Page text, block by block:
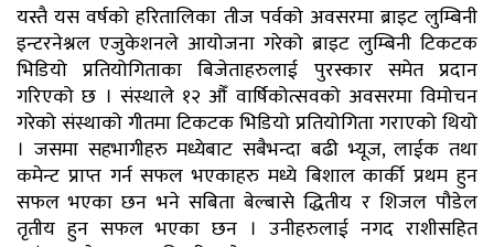
यस्तै यस वर्षको हरितालिका तीज पर्वको अवसरमा ब्राइट लुम्बिनी
इन्टरनेश्नल एजुकेशनले आयोजना गरेको ब्राइट लुम्बिनी टिकटक
भिडियो प्रतियोगिताका बिजेताहरुलाई पुरस्कार समेत प्रदान
गरिएको छ । संस्थाले १२ औँ वार्षिकोत्सवको अवसरमा विमोचन
गरेको संस्थाको गीतमा टिकटक भिडियो प्रतियोगिता गराएको थियो
। जसमा सहभागीहरु मध्येबाट सबैभन्दा बढी भ्यूज, लाईक तथा
कमेन्ट प्राप्त गर्न सफल भएकाहरु मध्ये बिशाल कार्की प्रथम हुन
सफल भएका छन भने सबिता बेल्बासे द्धितीय र शिजल पौडेल
तृतीय हुन सफल भएका छन । उनीहरुलाई नगद राशीसहित